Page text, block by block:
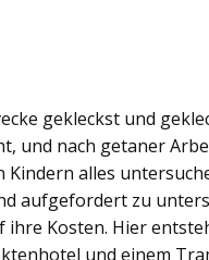
gekleckst und
und nach getaner
Kindern alles
aufgefordert zu
Kosten. Hier
und einem